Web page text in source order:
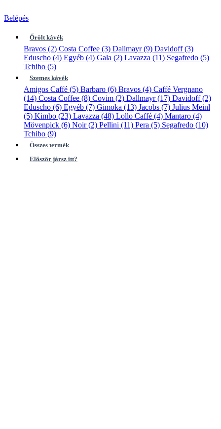
Belépés
Őrölt kávék
Bravos (2) Costa Coffee (3) Dallmayr(9) Davidoff(3)
Eduscho (4) Egyéb (4) Gala (2) Lavazza (11) Segafredo (5)
Tchibo (5)
Szemes kávék
Amigos Caffé (5) Barbaro (6) Bravos (4) Caffé Vergnano
(14) Costa Coffee (8) Covim (2) Dallmayr(17) Davidoff(2)
Eduscho (6) Egyéb (7) Gimoka (13) Jacobs (7) Julius Meinl
(5) Kimbo (23) Lavazza (48) Lollo Caffé (4) Mantaro (4)
Mövenpick (6) Noir(2) Pellini (11) Pera (5) Segafredo (10)
Tchibo (9)
Összes termék
Először jársz itt?